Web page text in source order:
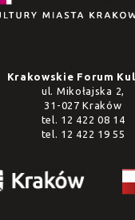
Krakowskie Forum
ul. Mikołajska 2,
31-027 Kraków
tel. 12 422 08 14
tel. 12 422 19 55